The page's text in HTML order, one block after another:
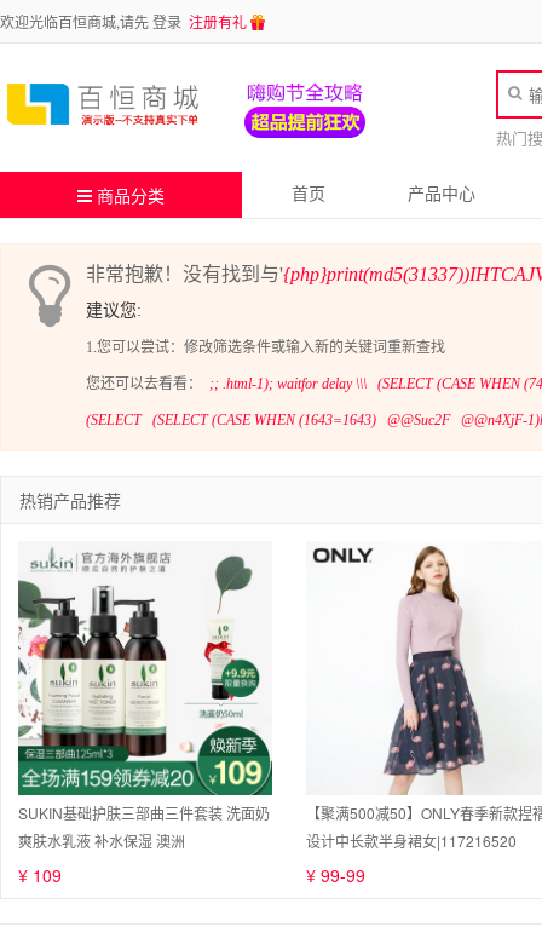
欢迎光临百恒商城,请先登录 注册有礼
热门
商品分类 首页 产品中心
非常抱歉！没有找到与'
建议您:
1.您可以尝试：修改筛选条件或输入新的关键词重新查找
您还可以去看看： ;; .html-1); waitfor delay \\\ (SELECT (CASE WHEN
(SELECT (SELECT (CASE WHEN (1643=1643) @@Suc2F @@n4XjF-
热销产品推荐
SUKIN基础护肤三部曲三件套装 洗面奶
爽肤水乳液 补水保湿 澳洲
¥ 109
【聚满500减50】ONLY春季新款捏
设计中长款半身裙女|117216520
¥ 99-99